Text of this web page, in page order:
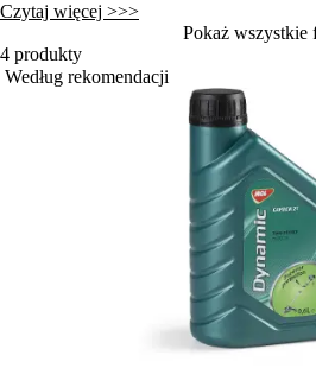
sprzętu. W ofercie znajdują się oleje do
mieszanki dwusuwowe, oleje
smarne do pilarek i innego narzędzi.
Czytaj więcej >>>
Pokaż wszystkie
4 produkty